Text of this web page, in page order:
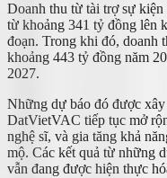
Doanh thu từ tài trợ sự
từ khoảng 341 tỷ đồng lên
đoạn. Trong khi đó, doanh
khoảng 443 tỷ đồng năm
2027.
Những dự báo đó được
DatVietVAC tiếp tục mở
nghệ sĩ, và gia tăng khả
mộ. Các kết quả từ những
vẫn đang được hiện thực